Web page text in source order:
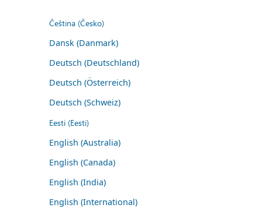
Čeština (Česko)
Dansk (Danmark)
Deutsch (Deutschland)
Deutsch (Österreich)
Deutsch (Schweiz)
Eesti (Eesti)
English (Australia)
English (Canada)
English (India)
English (International)